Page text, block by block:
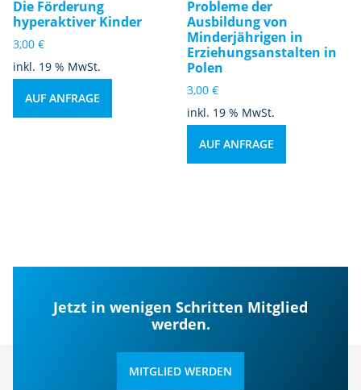
Die Förderung
hyperaktiver Kinder
3,00 €
inkl. 19 % MwSt.
AUF ANFRAGE
Probleme der
Ausbildung von
Minderjährigen in
Erziehungsanstalten in
Polen
3,00€
inkl. 19 % MwSt.
AUF ANFRAGE
Jetzt in wenigen Schritten Mitglied
werden.
MITGLIED WERDEN